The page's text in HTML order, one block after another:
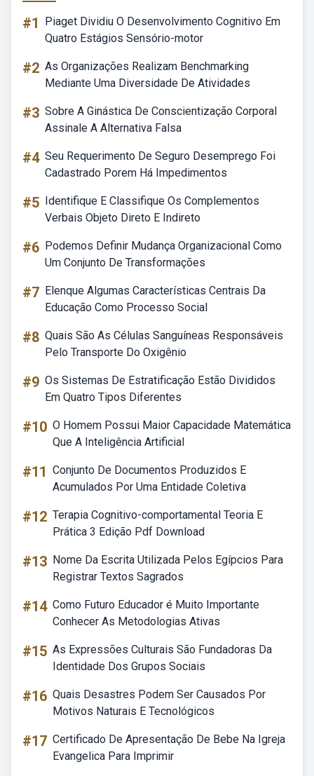
#1
Piaget Dividiu O Desenvolvimento Cognitivo Em
Quatro Estágios Sensório-motor
#2 As Organizações Realizam Benchmarking
Mediante Uma Diversidade De Atividades
#3 Sobre A Ginástica De Conscientização Corporal
Assinale A Alternativa Falsa
#4 Seu Requerimento De Seguro Desemprego Foi
Cadastrado Porem Há Impedimentos
#5 Identifique E Classifique Os Complementos
Verbais Objeto Direto E Indireto
#6 Podemos Definir Mudança Organizacional Como
Um Conjunto De Transformações
#7 Elenque Algumas Características Centrais Da
Educação Como Processo Social
#8 Quais São As Células Sanguíneas Responsáveis
Pelo Transporte Do Oxigênio
#9 Os Sistemas De Estratificação Estão Divididos
Em Quatro Tipos Diferentes
#10 O Homem Possui Maior Capacidade Matemática
Que A Inteligência Artificial
#11 Conjunto De Documentos Produzidos E
Acumulados Por Uma Entidade Coletiva
#12 Terapia Cognitivo-comportamental Teoria E
Prática 3 Edição Pdf Download
#13 Nome Da Escrita Utilizada Pelos Egípcios Para
Registrar Textos Sagrados
#14 Como Futuro Educador é Muito Importante
Conhecer As Metodologias Ativas
#15 As Expressões Culturais São Fundadoras Da
Identidade Dos Grupos Sociais
#16 Quais Desastres Podem Ser Causados Por
Motivos Naturais E Tecnológicos
#17 Certificado De Apresentação De Bebe Na Igreja
Evangelica Para Imprimir